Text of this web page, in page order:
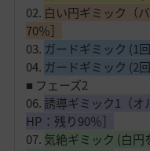
02. 白い円ギミック（
70％］
03. ガードギミック (1
04. ガードギミック (2
■ フェーズ2
06. 誘導ギミック1（オ
HP：残り90％］
07. 気絶ギミック (白円